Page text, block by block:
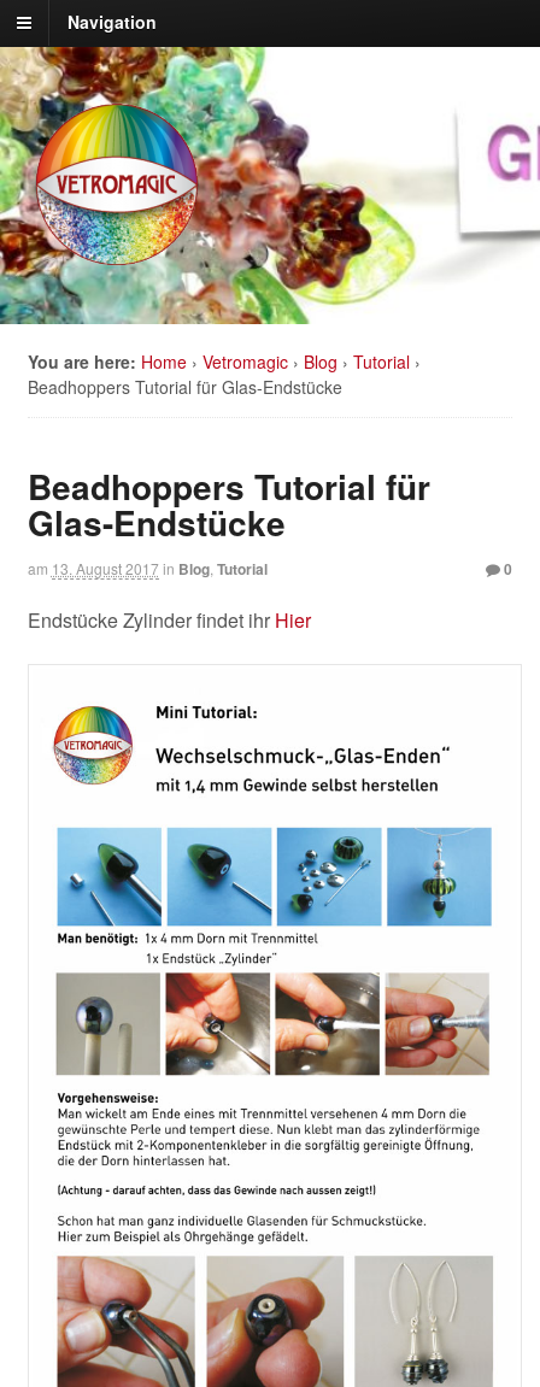
Navigation
You are here: Home › Vetromagic › Blog › Tutorial ›
Beadhoppers Tutorial für Glas-Endstücke
Beadhoppers Tutorial für
Glas-Endstücke
am 13. August 2017in Blog, Tutorial 0
Endstücke Zylinder findet ihr Hier